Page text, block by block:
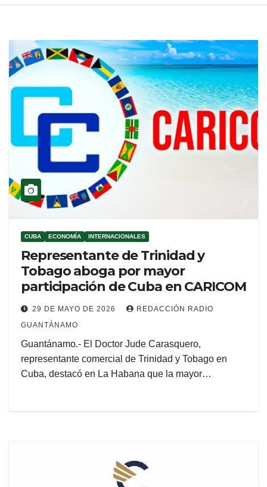
CUBA ECONOMÍA INTERNACIONALES
Representante de Trinidad y
Tobago aboga por mayor
participación de Cuba en CARICOM
29 DE MAYO DE 2026
REDACCIÓN RADIO
GUANTÁNAMO
Guantánamo.- El Doctor Jude Carasquero,
representante comercial de Trinidad y Tobago en
Cuba, destacó en La Habana que la mayor…